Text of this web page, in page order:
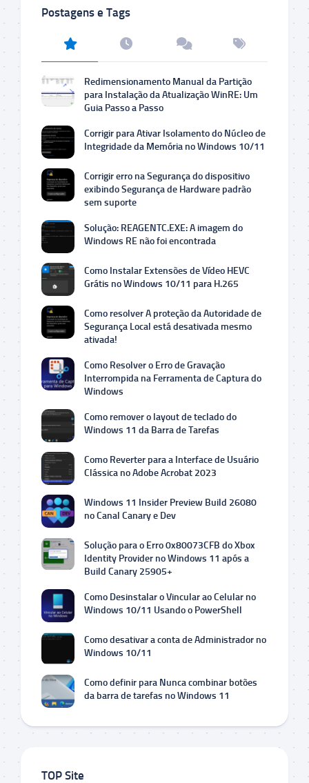
Postagens e Tags
Redimensionamento Manual da Partição
para Instalação da Atualização WinRE: Um
Guia Passo a Passo
Corrigir para Ativar Isolamento do Núcleo de
Integridade da Memória no Windows 10/11
Corrigir erro na Segurança do dispositivo
exibindo Segurança de Hardware padrão
sem suporte
Solução: REAGENTC.EXE: A imagem do
Windows RE não foi encontrada
Como Instalar Extensões de Vídeo HEVC
Grátis no Windows 10/11 para H.265
Como resolver A proteção da Autoridade de
Segurança Local está desativada mesmo
ativada!
Como Resolver o Erro de Gravação
Interrompida na Ferramenta de Captura do
Windows
Como remover o layout de teclado do
Windows 11 da Barra de Tarefas
Como Reverter para a Interface de Usuário
Clássica no Adobe Acrobat 2023
Windows 11 Insider Preview Build 26080
no Canal Canary e Dev
Solução para o Erro 0x80073CFB do Xbox
Identity Provider no Windows 11 após a
Build Canary 25905+
Como Desinstalar o Vincular ao Celular no
Windows 10/11 Usando o PowerShell
Como desativar a conta de Administrador no
Windows 10/11
Como definir para Nunca combinar botões
da barra de tarefas no Windows 11
TOP Site